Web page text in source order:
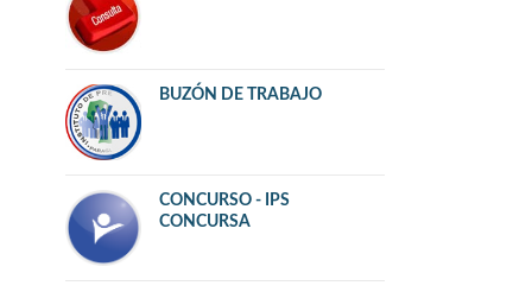
BUZÓN DE TRABAJO
CONCURSO - IPS
CONCURSA